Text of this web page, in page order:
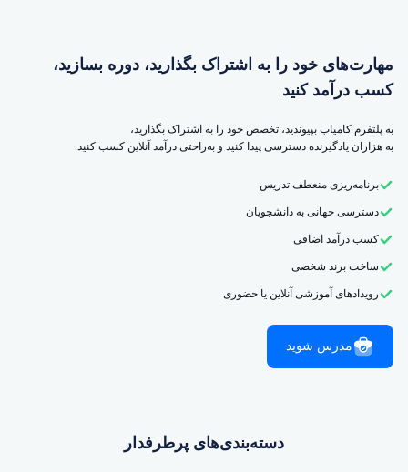
مهارت‌های خود را به اشتراک بگذارید، دوره بسازید،
کسب درآمد کنید
به پلتفرم کامیاب بپیوندید، تخصص خود را به اشتراک بگذارید،
به هزاران یادگیرنده دسترسی پیدا کنید و به‌راحتی درآمد آنلاین کسب کنید.
برنامه‌ریزی منعطف تدریس
دسترسی جهانی به دانشجویان
کسب درآمد اضافی
ساخت برند شخصی
رویدادهای آموزشی آنلاین یا حضوری
مدرس شوید
دسته‌بندی‌های پرطرفدار